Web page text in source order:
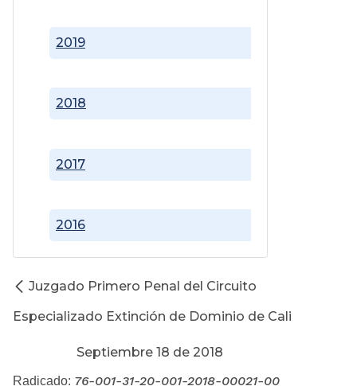
2016
2017
2018
2019
Juzgado Primero Penal del Circuito
Especializado Extinción de Dominio de Cali
Septiembre 18 de 2018
Radicado: 76-001-31-20-001-2018-00021-00